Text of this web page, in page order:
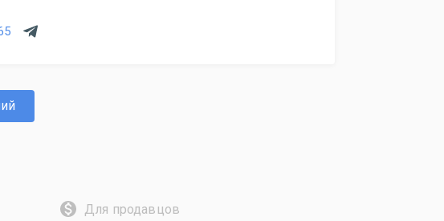
Для продавцов